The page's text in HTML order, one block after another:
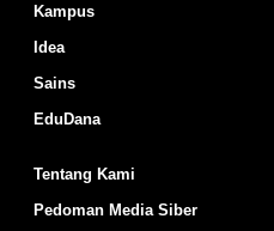
Kampus
Idea
Sains
EduDana
Tentang Kami
Pedoman Media Siber